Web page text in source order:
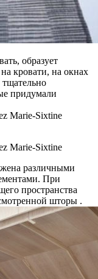
образует
кровати, на окнах
придумали
различными
При
пространства
шторы .